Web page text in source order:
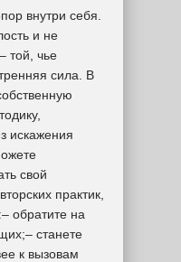
внутри себя.
и не
той, чье
сила. В
искажения
свой
практик,
обратите на
станете
к вызовам